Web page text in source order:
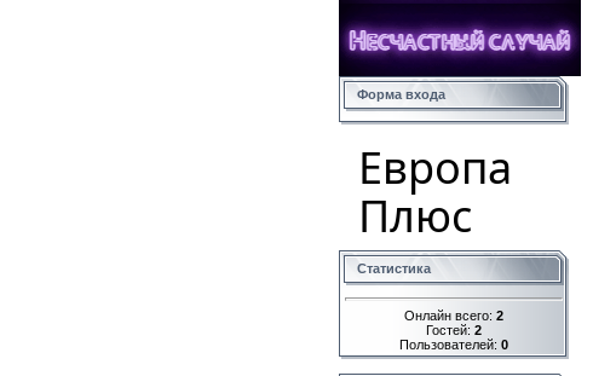
Форма входа
Европа
Плюс
Статистика
Онлайн всего: 2
Гостей: 2
Пользователей: 0